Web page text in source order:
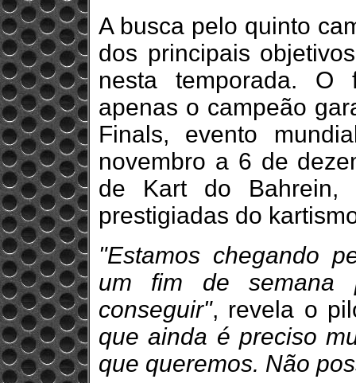
A busca pelo quinto
dos principais
nesta temporada.
apenas o campeão
Finals, evento
novembro a 6 de
de Kart do Bahrein,
prestigiadas do
"Estamos chegando
um fim de semana
conseguir", revela o
que ainda é preciso
que queremos. Não